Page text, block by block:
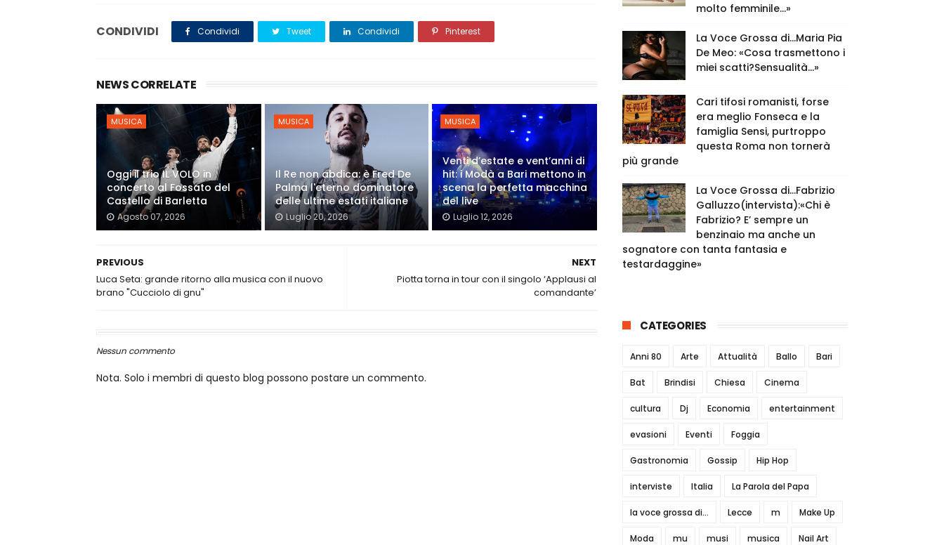
CONDIVIDI Condividi Tweet Condividi Pinterest
NEWS CORRELATE
MUSICA
Oggi il trio IL VOLO in
concerto al Fossato del
Castello di Barletta
Agosto 07, 2026
MUSICA
Il Re non abdica: è Fred De
Palma l'eterno dominatore
delle ultime estati italiane
Luglio 20, 2026
MUSICA
Venti d’estate e vent’anni di
hit: i Modà a Bari mettono in
scena la perfetta macchina
del live
Luglio 12, 2026
NEXT
Piotta torna in tour con il singolo ‘Applausi al
comandante’
PREVIOUS
Luca Seta: grande ritorno alla musica con il nuovo
brano "Cucciolo di gnu"
Nessun commento
Nota. Solo i membri di questo blog possono postare un commento.
molto femminile…»
La Voce Grossa di…Maria Pia
De Meo: «Cosa trasmettono i
miei scatti?Sensualità…»
Cari tifosi romanisti, forse
era meglio Fonseca e la
famiglia Sensi, purtroppo
questa Roma non tornerà
più grande
La Voce Grossa di…Fabrizio
Galluzzo(intervista):«Chi è
Fabrizio? E’ sempre un
benzinaio ma anche un
sognatore con tanta fantasia e
testardaggine»
CATEGORIES
Anni 80 Arte Attualità Ballo Bari
Bat Brindisi Chiesa Cinema
cultura Dj Economia entertainment
evasioni Eventi Foggia
Gastronomia Gossip Hip Hop
interviste Italia La Parola del Papa
la voce grossa di... Lecce m Make Up
Moda mu musi musica Nail Art